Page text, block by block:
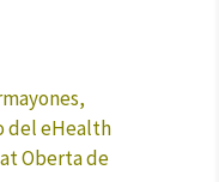
del eHealth
Oberta de